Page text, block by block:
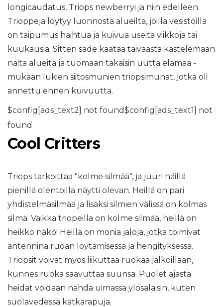
longicaudatus, Triops newberryi ja niin edelleen.
Trioppeja löytyy luonnosta alueilta, joilla vesistöillä
on taipumus haihtua ja kuivua useita viikkoja tai
kuukausia. Sitten sade kaataa taivaasta kastelemaan
näitä alueita ja tuomaan takaisin uutta elämää -
mukaan lukien siitosmunien triopsimunat, jotka oli
annettu ennen kuivuutta.
$config[ads_text2] not found$config[ads_text1] not
found
Cool Critters
Triops tarkoittaa "kolme silmää", ja juuri näillä
pienillä olentoilla näytti olevan. Heillä on pari
yhdistelmäsilmää ja lisäksi silmien välissä on kolmas
silmä. Vaikka triopeilla on kolme silmää, heillä on
heikko näkö! Heillä on monia jaloja, jotka toimivat
antennina ruoan löytämisessä ja hengityksessä.
Triopsit voivat myös liikuttaa ruokaa jalkoillaan,
kunnes ruoka saavuttaa suunsa. Puolet ajasta
heidät voidaan nähdä uimassa ylösalaisin, kuten
suolavedessä katkarapuja.